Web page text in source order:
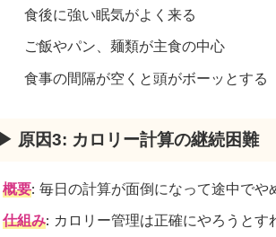
食後に強い眠気がよく来る
ご飯やパン、麺類が主食の中心
食事の間隔が空くと頭がボーッとする
▶ 原因3: カロリー計算の継続困難
概要: 毎日の計算が面倒になって途中でや
仕組み: カロリー管理は正確にやろうと